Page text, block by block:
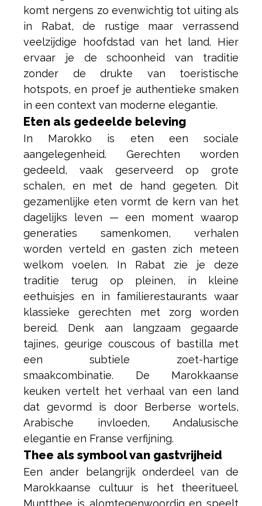
komt nergens zo evenwichtig tot uiting als
in Rabat, de rustige maar verrassend
veelzijdige hoofdstad van het land. Hier
ervaar je de schoonheid van traditie
zonder de drukte van toeristische
hotspots, en proef je authentieke smaken
in een context van moderne elegantie.
Eten als gedeelde beleving
In Marokko is eten een sociale
aangelegenheid. Gerechten worden
gedeeld, vaak geserveerd op grote
schalen, en met de hand gegeten. Dit
gezamenlijke eten vormt de kern van het
dagelijks leven — een moment waarop
generaties samenkomen, verhalen
worden verteld en gasten zich meteen
welkom voelen. In Rabat zie je deze
traditie terug op pleinen, in kleine
eethuisjes en in familierestaurants waar
klassieke gerechten met zorg worden
bereid. Denk aan langzaam gegaarde
tajines, geurige couscous of bastilla met
een subtiele zoet-hartige
smaakcombinatie. De Marokkaanse
keuken vertelt het verhaal van een land
dat gevormd is door Berberse wortels,
Arabische invloeden, Andalusische
elegantie en Franse verfijning.
Thee als symbool van gastvrijheid
Een ander belangrijk onderdeel van de
Marokkaanse cultuur is het theeritueel.
Muntthee is alomtegenwoordig en speelt